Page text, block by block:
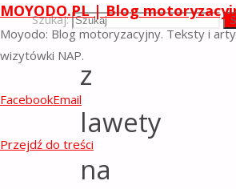
Szukaj:
MOYODO.PL | Blog
Moyodo: Blog motoryzacyjny. Teksty i
wizytówki NAP.
FacebookEmail
Przejdź do treści
korzystania
z
lawety
na